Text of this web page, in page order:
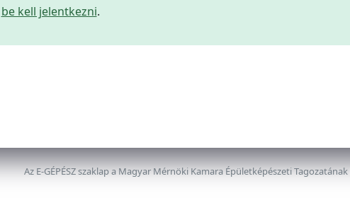
be kell jelentkezni.
Az E-GÉPÉSZ szaklap a Magyar Mérnöki Kamara Épületképészeti